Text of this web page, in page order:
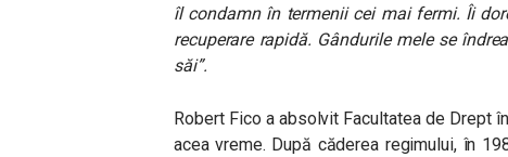
îl condamn în termenii cei mai fermi. Îi
recuperare rapidă. Gândurile mele se
săi”.
Robert Fico a absolvit Facultatea de Drept
acea vreme. După căderea regimului, în